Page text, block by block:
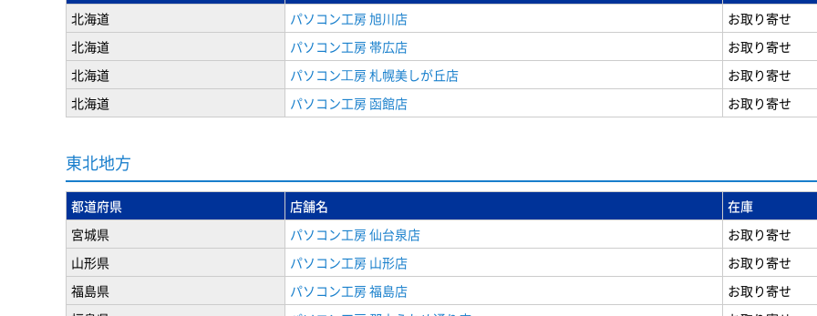
北海道
パソコン工房 旭川店
お取り寄せ
北海道
パソコン工房 帯広店
お取り寄せ
北海道
パソコン⼯房 札幌美しが丘店
お取り寄せ
北海道
パソコン工房 函館店 お取り寄せ
東北地方
都道府県 店舗名
在庫
宮城県
パソコン工房 仙台泉店
お取り寄せ
山形県
パソコン工房 山形店
お取り寄せ
福島県
パソコン工房 福島店
お取り寄せ